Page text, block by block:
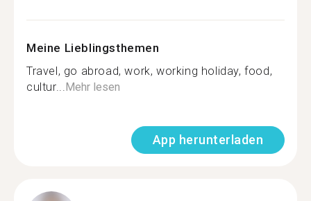
Meine Lieblingsthemen
Travel, go abroad, work, working holiday, food,
cultur...Mehr lesen
App herunterladen